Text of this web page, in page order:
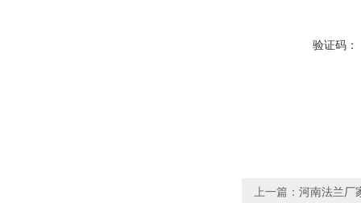
验证码：
上一篇： 河南法兰厂